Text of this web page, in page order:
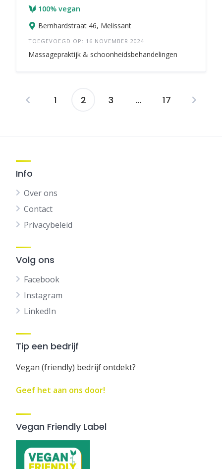
100% vegan
Bernhardstraat 46, Melissant
TOEGEVOEGD OP: 16 NOVEMBER 2024
Massagepraktijk & schoonheidsbehandelingen
Berichten
1 2 3 … 17
Info
Over ons
Contact
Privacybeleid
Volg ons
Facebook
Instagram
LinkedIn
Tip een bedrijf
Vegan (friendly) bedrijf ontdekt?
Geef het aan ons door!
Vegan Friendly Label